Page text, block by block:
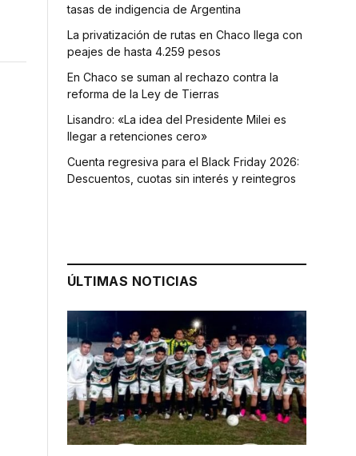
tasas de indigencia de Argentina
La privatización de rutas en Chaco llega con
peajes de hasta 4.259 pesos
En Chaco se suman al rechazo contra la
reforma de la Ley de Tierras
Lisandro: «La idea del Presidente Milei es
llegar a retenciones cero»
Cuenta regresiva para el Black Friday 2026:
Descuentos, cuotas sin interés y reintegros
ÚLTIMAS NOTICIAS